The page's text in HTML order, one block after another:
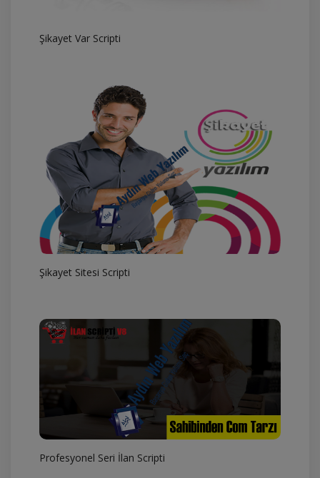
Şikayet Var Scripti
Şikayet Sitesi Scripti
Profesyonel Seri İlan Scripti